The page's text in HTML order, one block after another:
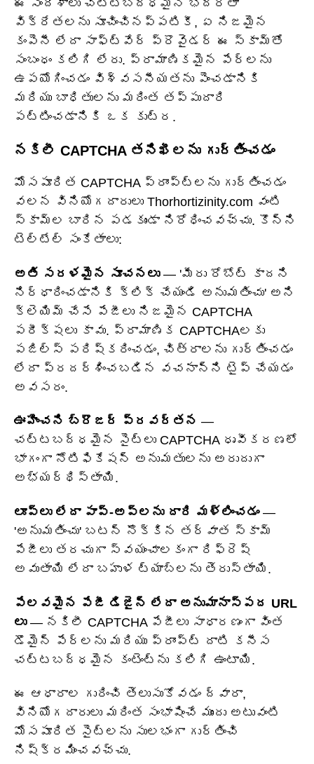
ఈ సందేశాలు చట్టబద్ధమైన భద్రతా
విక్రేతలను సూచించినప్పటికీ, ఏ నిజమైన
కంపెనీ లేదా సాఫ్ట్‌వేర్ ప్రొవైడర్ ఈ స్కామ్‌తో
సంబంధం కలిగి లేరు. ప్రామాణికమైన పేర్లను
ఉపయోగించడం విశ్వసనీయతను పెంచడానికి
మరియు బాధితులను మరింత తప్పుదారి
పట్టించడానికి ఒక కుట్ర.
నకిలీ CAPTCHA తనిఖీలను గుర్తించడం
మోసపూరిత CAPTCHA ప్రాంప్ట్‌లను గుర్తించడం
వలన వినియోగదారులు Thorhortizinity.com వంటి
స్కామ్‌ల బారిన పడకుండా నిరోధించవచ్చు. కొన్ని
టెల్‌టేల్ సంకేతాలు:
అతి సరళమైన సూచనలు— 'మీరు రోబోట్ కాదని
నిర్ధారించడానికి క్లిక్ చేయండి అనుమతించు' అని
క్లెయిమ్ చేసే పేజీలు నిజమైన CAPTCHA
పరీక్షలు కావు. ప్రామాణిక CAPTCHAలకు
పజిల్స్ పరిష్కరించడం, చిత్రాలను గుర్తించడం
లేదా ప్రదర్శించబడిన వచనాన్ని టైప్ చేయడం
అవసరం.
ఊహించని బ్రౌజర్ ప్రవర్తన —
చట్టబద్ధమైన సైట్‌లు CAPTCHA ధృవీకరణలో
భాగంగా నోటిఫికేషన్ అనుమతులను అరుదుగా
అభ్యర్థిస్తాయి.
లూప్‌లు లేదా పాప్-అప్‌లను దారి మళ్లించడం—
'అనుమతించు' బటన్ నొక్కిన తర్వాత స్కామ్
పేజీలు తరచుగా స్వయంచాలకంగా రిఫ్రెష్
అవుతాయి లేదా బహుళ ట్యాబ్‌లను తెరుస్తాయి.
పేలవమైన పేజీ డిజైన్ లేదా అనుమానాస్పద URL
లు— నకిలీ CAPTCHA పేజీలు సాధారణంగా వింత
డొమైన్ పేర్లను మరియు ప్రాంప్ట్ దాటి కనీస
చట్టబద్ధమైన కంటెంట్‌ను కలిగి ఉంటాయి.
ఈ ఆధారాల గురించి తెలుసుకోవడం ద్వారా,
వినియోగదారులు మరింత సంభాషించే ముందు అటువంటి
మోసపూరిత సైట్‌లను సులభంగా గుర్తించి
నిష్క్రమించవచ్చు.